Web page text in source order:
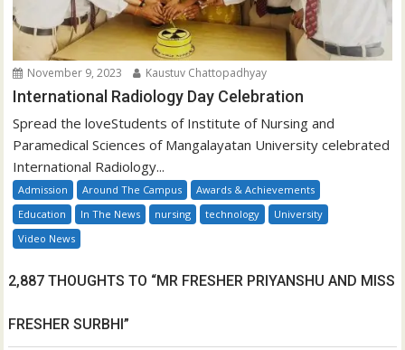
November 9, 2023 Kaustuv Chattopadhyay
International Radiology Day Celebration
Spread the loveStudents of Institute of Nursing and
Paramedical Sciences of Mangalayatan University celebrated
International Radiology...
Admission Around The Campus
Awards & Achievements
Education
In The News nursing technology
University
Video News
2,887 THOUGHTS TO “MR FRESHER PRIYANSHU AND MISS
FRESHER SURBHI”